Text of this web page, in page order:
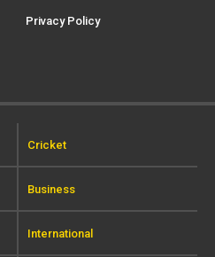
Privacy Policy
Cricket
Business
International